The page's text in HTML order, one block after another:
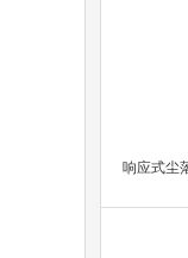
响应式尘